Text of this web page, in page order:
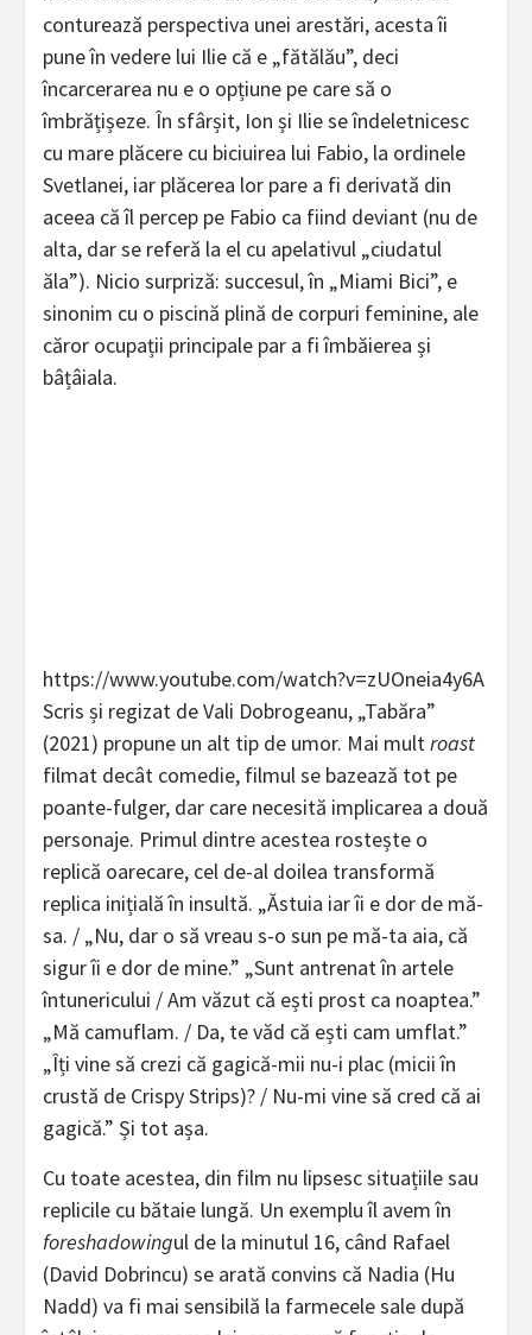
conturează perspectiva unei arestări, acesta îi
pune în vedere lui Ilie că e „fătălău”, deci
încarcerarea nu e o opțiune pe care să o
îmbrățișeze. În sfârșit, Ion și Ilie se îndeletnicesc
cu mare plăcere cu biciuirea lui Fabio, la ordinele
Svetlanei, iar plăcerea lor pare a fi derivată din
aceea că îl percep pe Fabio ca fiind deviant (nu de
alta, dar se referă la el cu apelativul „ciudatul
ăla”). Nicio surpriză: succesul, în „Miami Bici”, e
sinonim cu o piscină plină de corpuri feminine, ale
căror ocupații principale par a fi îmbăierea și
bâțâiala.
https://www.youtube.com/watch?v=zUOneia4y6A
Scris și regizat de Vali Dobrogeanu, „Tabăra”
(2021) propune un alt tip de umor. Mai mult roast
filmat decât comedie, filmul se bazează tot pe
poante-fulger, dar care necesită implicarea a două
personaje. Primul dintre acestea rostește o
replică oarecare, cel de-al doilea transformă
replica inițială în insultă. „Ăstuia iar îi e dor de mă-
sa. / „Nu, dar o să vreau s-o sun pe mă-ta aia, că
sigur îi e dor de mine.” „Sunt antrenat în artele
întunericului / Am văzut că ești prost ca noaptea.”
„Mă camuflam. / Da, te văd că ești cam umflat.”
„Îți vine să crezi că gagică-mii nu-i plac (micii în
crustă de Crispy Strips)? / Nu-mi vine să cred că ai
gagică.” Și tot așa.
Cu toate acestea, din film nu lipsesc situațiile sau
replicile cu bătaie lungă. Un exemplu îl avem în
foreshadowingul de la minutul 16, când Rafael
(David Dobrincu) se arată convins că Nadia (Hu
Nadd) va fi mai sensibilă la farmecele sale după